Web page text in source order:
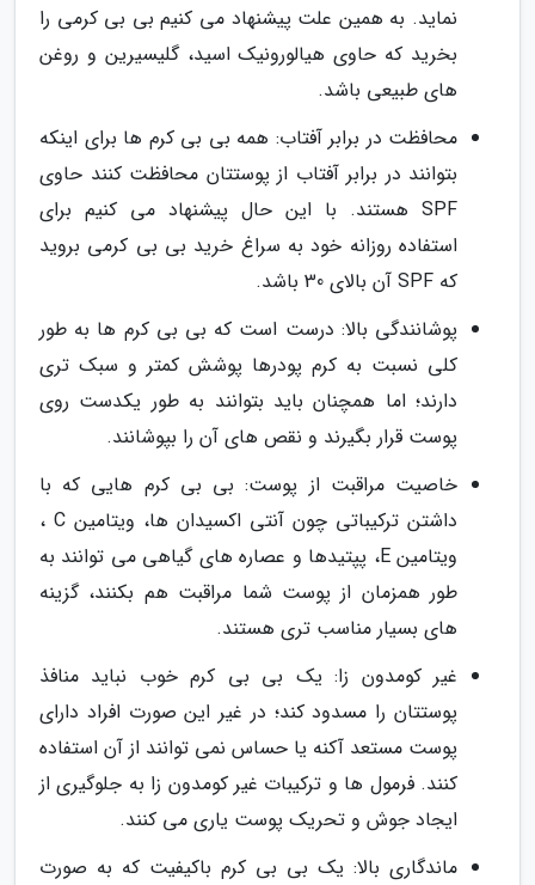
نماید. به همین علت پیشنهاد می کنیم بی بی کرمی را
بخرید که حاوی هیالورونیک اسید، گلیسیرین و روغن
های طبیعی باشد.
محافظت در برابر آفتاب: همه بی بی کرم ها برای اینکه
بتوانند در برابر آفتاب از پوستتان محافظت کنند حاوی
SPF هستند. با این حال پیشنهاد می کنیم برای
استفاده روزانه خود به سراغ خرید بی بی کرمی بروید
که SPF آن بالای 30 باشد.
پوشانندگی بالا: درست است که بی بی کرم ها به طور
کلی نسبت به کرم پودرها پوشش کمتر و سبک تری
دارند؛ اما همچنان باید بتوانند به طور یکدست روی
پوست قرار بگیرند و نقص های آن را بپوشانند.
خاصیت مراقبت از پوست: بی بی کرم هایی که با
داشتن ترکیباتی چون آنتی اکسیدان ها، ویتامین C ،
ویتامین E، پپتیدها و عصاره های گیاهی می توانند به
طور همزمان از پوست شما مراقبت هم بکنند، گزینه
های بسیار مناسب تری هستند.
غیر کومدون زا: یک بی بی کرم خوب نباید منافذ
پوستتان را مسدود کند؛ در غیر این صورت افراد دارای
پوست مستعد آکنه یا حساس نمی توانند از آن استفاده
کنند. فرمول ها و ترکیبات غیر کومدون زا به جلوگیری از
ایجاد جوش و تحریک پوست یاری می کنند.
ماندگاری بالا: یک بی بی کرم باکیفیت که به صورت